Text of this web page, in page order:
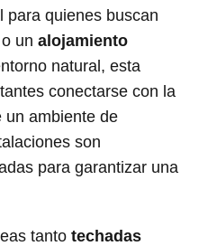
para quienes buscan
o un alojamiento
natural, esta
conectarse con la
un ambiente de
son
para garantizar una
tanto techadas